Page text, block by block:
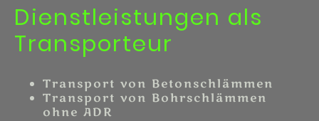
Dienstleistungen als
Transporteur
Transport von Betonschlämmen
Transport von Bohrschlämmen
ohne ADR